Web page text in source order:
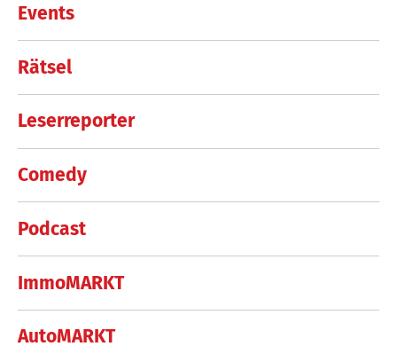
Events
Rätsel
Leserreporter
Comedy
Podcast
ImmoMARKT
AutoMARKT